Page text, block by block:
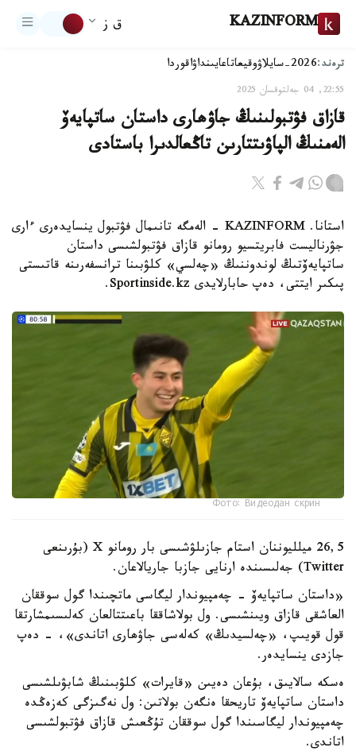
KAZINFORM ق ز
ترەند:2026-سايلاۋ وقيعاتاعايىنداۋاقوردا
22:55, 04 جەلتوقسان 2025
قازاق فۋتبولىنىڭ جاۋھارى داستان ساتپايەۆ
الەمنىڭ الپاۋىتتارىن تاڭعالدىرا باستادى
استانا. KAZINFORM – الەمگە تانىمال فۋتبول ينسايدەرى ءارى
جۋرناليست فابريتسيو رومانو قازاق فۋتبولشىسى داستان
ساتپايەۆتىڭ لوندوننىڭ «چەلسي» كلۋبىنا ترانسفەرىنە قاتىستى
پىكىر ايتتى، دەپ حابارلايدى Sportinside.kz.
Фото: Видеодан скрин
26,5 ميلليوننان استام جازىلۋشىسى بار رومانو X (بۇرىنعى
Twitter) جەلىسىندە ارنايى جازبا جاريالاعان.
«داستان ساتپايەۆ - چەمپيوندار ليگاسى ماتچىندا گول سوققان
العاشقى قازاق ويىنشىسى. ول بولاشاققا باعىتتالعان كەلىسىمشارتقا
قول قويىپ، «چەلسيدىڭ» كەلەسى جاۋھارى اتاندى»، - دەپ
جازدى ينسايدەر.
ەسكە سالايىق، بۇعان دەيىن «قايرات» كلۋبىنىڭ شابۋىلشىسى
داستان ساتپايەۆ تاريحقا ەنگەن بولاتىن: ول نەگىزگى كەزەڭدە
چەمپيوندار ليگاسىندا گول سوققان تۇڭعىش قازاق فۋتبولشىسى
اتاندى.